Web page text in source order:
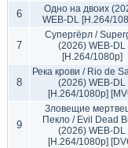
6
Одно на двоих
WEB-DL [H.264/
7
Супергёрл /
(2026) WEB-DL
[H.264/1080p]
8
Река крови / Rio de
(2026) WEB-DL
[H.264/1080p]
9
Зловещие
Пекло / Evil Dead
(2026) WEB-DL
[H.264/1080p]